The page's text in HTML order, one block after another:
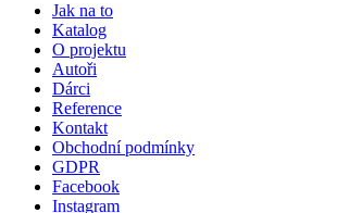
Jak na to
Katalog
O projektu
Autoři
Dárci
Reference
Kontakt
Obchodní podmínky
GDPR
Facebook
Instagram